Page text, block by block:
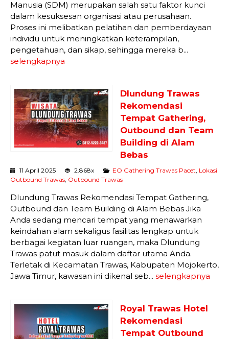
Manusia (SDM) merupakan salah satu faktor kunci
dalam kesuksesan organisasi atau perusahaan.
Proses ini melibatkan pelatihan dan pemberdayaan
individu untuk meningkatkan keterampilan,
pengetahuan, dan sikap, sehingga mereka b...
selengkapnya
Dlundung Trawas
Rekomendasi
Tempat Gathering,
Outbound dan Team
Building di Alam
Bebas
11 April 2025 2.868x EO Gathering Trawas Pacet Lokasi
Outbound Trawas Outbound Trawas
Dlundung Trawas Rekomendasi Tempat Gathering,
Outbound dan Team Building di Alam Bebas Jika
Anda sedang mencari tempat yang menawarkan
keindahan alam sekaligus fasilitas lengkap untuk
berbagai kegiatan luar ruangan, maka Dlundung
Trawas patut masuk dalam daftar utama Anda.
Terletak di Kecamatan Trawas, Kabupaten Mojokerto,
Jawa Timur, kawasan ini dikenal seb... selengkapnya
Royal Trawas Hotel
Rekomendasi
Tempat Outbound